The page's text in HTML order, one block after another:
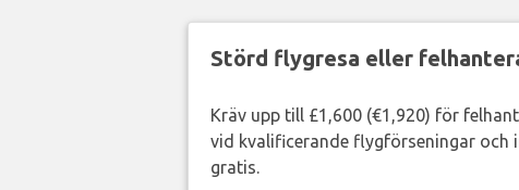
Störd flygresa eller
Kräv upp till £1,600 (€1,920) för
vid kvalificerande flygförseningar
gratis.